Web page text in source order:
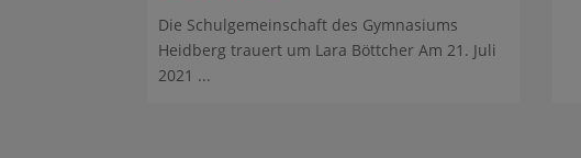
Die Schulgemeinschaft des Gymnasiums
Heidberg trauert um Lara Böttcher Am 21. Juli
2021 ...